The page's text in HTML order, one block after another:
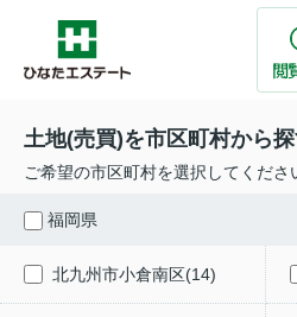
閲
土地(売買)を市区町村から
ご希望の市区町村を選択してくださ
福岡県
北九州市小倉南区(14)